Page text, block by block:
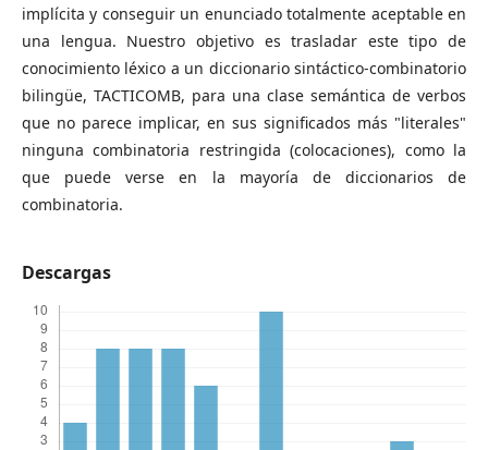
implícita y conseguir un enunciado totalmente aceptable en
una lengua. Nuestro objetivo es trasladar este tipo de
conocimiento léxico a un diccionario sintáctico-combinatorio
bilingüe, TACTICOMB, para una clase semántica de verbos
que no parece implicar, en sus significados más "literales"
ninguna combinatoria restringida (colocaciones), como la
que puede verse en la mayoría de diccionarios de
combinatoria.
Descargas